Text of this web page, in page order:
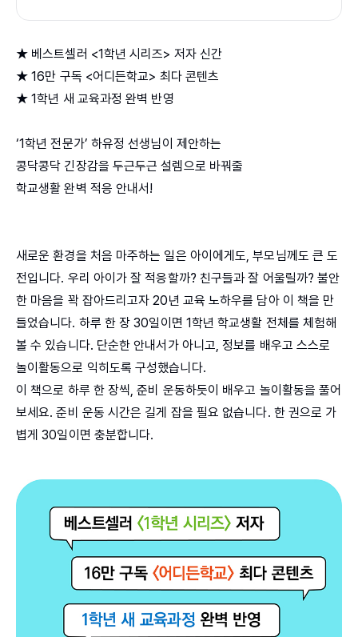
★ 베스트셀러 <1학년 시리즈> 저자 신간
★ 16만 구독 <어디든학교> 최다 콘텐츠
★ 1학년 새 교육과정 완벽 반영
‘1학년 전문가’ 하유정 선생님이 제안하는
콩닥콩닥 긴장감을 두근두근 설렘으로 바꿔줄
학교생활 완벽 적응 안내서!
새로운 환경을 처음 마주하는 일은 아이에게도, 부모님께도 큰 도
전입니다. 우리 아이가 잘 적응할까? 친구들과 잘 어울릴까? 불안
한 마음을 꽉 잡아드리고자 20년 교육 노하우를 담아 이 책을 만
들었습니다. 하루 한 장 30일이면 1학년 학교생활 전체를 체험해
볼 수 있습니다. 단순한 안내서가 아니고, 정보를 배우고 스스로
놀이활동으로 익히도록 구성했습니다.
이 책으로 하루 한 장씩, 준비 운동하듯이 배우고 놀이활동을 풀어
보세요. 준비 운동 시간은 길게 잡을 필요 없습니다. 한 권으로 가
볍게 30일이면 충분합니다.